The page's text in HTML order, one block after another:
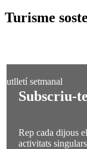
Turisme
Subscriu-
Rep cada dijous
activitats